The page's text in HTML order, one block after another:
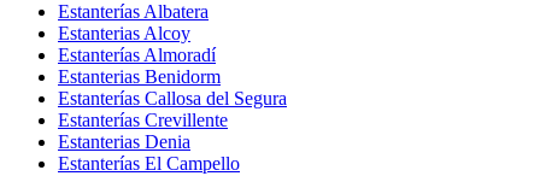
Estanterías Albatera
Estanterias Alcoy
Estanterías Almoradí
Estanterias Benidorm
Estanterías Callosa del Segura
Estanterías Crevillente
Estanterias Denia
Estanterías El Campello